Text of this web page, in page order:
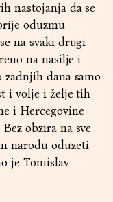
nastojanja da se
oduzmu
na svaki drugi
na nasilje i
dana samo
i volje i želje tih
i Hercegovine
obzira na sve
narodu oduzeti
je Tomislav